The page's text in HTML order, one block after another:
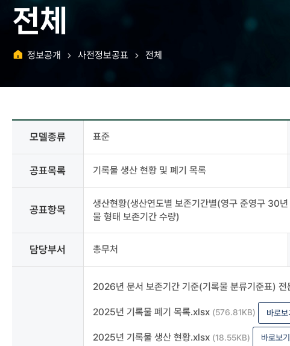
전체
정보공개 사전정보공표 전체
-
모델종류,
공표주기,
공표항목,
담당부서,
모델종류 표준
공표목록 기록물 생산 현황 및 폐기 목록
공표항목
생산현황(생산연도별 보존기간별(영구 준영구 30
물 형태 보존기간 수량)
담당부서 총무처
2026년 문서 보존기간 기준(기록물 분류기준표)
2025년 기록물 폐기 목록.xlsx (576.81KB) 바로보
2025년 기록물 생산 현황.xlsx (18.55KB) 바로보기